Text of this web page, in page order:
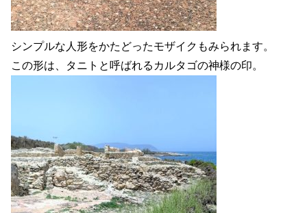
シンプルな人形をかたどったモザイクもみられます。
この形は、タニトと呼ばれるカルタゴの神様の印。